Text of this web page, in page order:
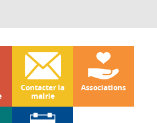
Contacter la
mairie
Associations